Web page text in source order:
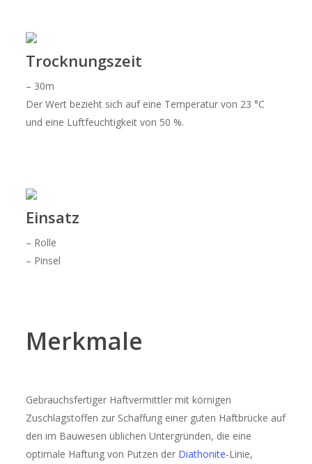
Trocknungszeit
– 30m
Der Wert bezieht sich auf eine Temperatur von 23 °C
und eine Luftfeuchtigkeit von 50 %.
Einsatz
– Rolle
– Pinsel
Merkmale
Gebrauchsfertiger Haftvermittler mit körnigen
Zuschlagstoffen zur Schaffung einer guten Haftbrücke auf
den im Bauwesen üblichen Untergründen, die eine
optimale Haftung von Putzen der Diathonite-Linie,